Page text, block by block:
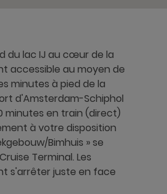
du lac IJ au cœur de la
accessible au moyen de
minutes à pied de la
d'Amsterdam-Schiphol
minutes en train (direct)
à votre disposition
Bimhuis » se
Terminal. Les
s'arrêter juste en face